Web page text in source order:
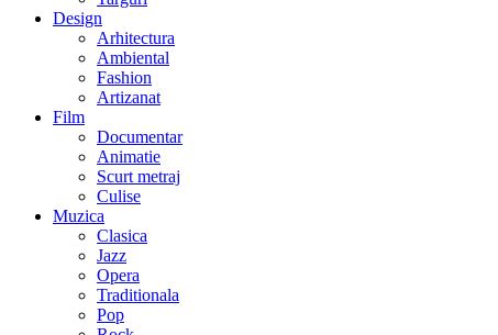
Design
Arhitectura
Ambiental
Fashion
Artizanat
Film
Documentar
Animatie
Scurt metraj
Culise
Muzica
Clasica
Jazz
Opera
Traditionala
Pop